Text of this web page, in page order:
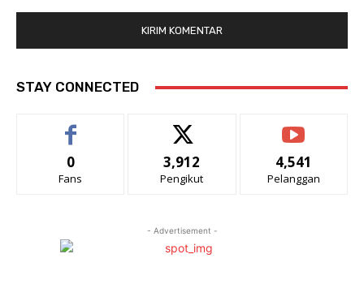
STAY CONNECTED
0
Fans
3,912
Pengikut
4,541
Pelanggan
- Advertisement -